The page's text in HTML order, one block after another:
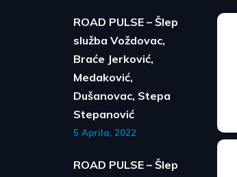
ROAD PULSE – Šlep
služba Voždovac,
Braće Jerković,
Medaković,
Dušanovac, Stepa
Stepanović
5 Aprila, 2022
ROAD PULSE – Šlep